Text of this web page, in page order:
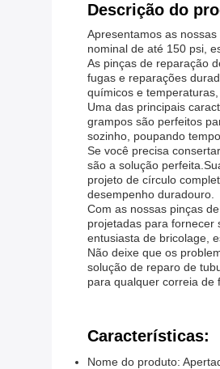
Descrição do
Apresentamos as
nominal de até 150 psi,
As pinças de reparação
fugas e reparações
químicos e
Uma das principais
grampos são perfeitos
sozinho, poupando
Se você precisa
são a solução
projeto de círculo
desempenho duradouro.
Com as nossas pinças
projetadas para fornecer
entusiasta de bricolage,
Não deixe que os
solução de reparo de
para qualquer correia de
Características:
Nome do produto: